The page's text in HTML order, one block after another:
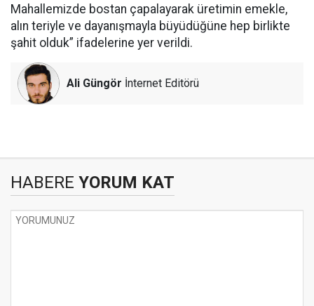
Mahallemizde bostan çapalayarak üretimin emekle,
alın teriyle ve dayanışmayla büyüdüğüne hep birlikte
şahit olduk” ifadelerine yer verildi.
Ali Güngör İnternet Editörü
HABERE YORUM KAT